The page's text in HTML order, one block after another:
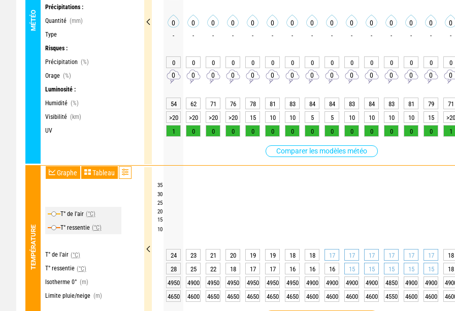
MÉTÉO
Précipitations :
Quantité (mm)
Type
Risques :
Précipitation (%)
Orage (%)
Luminosité :
Humidité (%)
Visibilité (km)
UV
Comparer les modèles météo
TEMPÉRATURE
Graphe Tableau
T° de l'air (°C)
T° ressentie (°C)
T° de l'air (°C)
T° ressentie (°C)
Isotherme 0° (m)
Limite pluie/neige (m)
35
30
25
20
15
10
0 0 0 0 0 0 0 0 0 0 0 0 0 0 0
- - - - - - - - - - - - - - -
0 0 0 0 0 0 0 0 0 0 0 0 0 0 0
0 0 0 0 0 0 0 0 0 0 0 0 0 0 0
54 62 71 76 78 81 83 84 84 83 84 83 81 79 71
>20
>20 >20 >20 15 10 10 5 5 10 10 10 10 15 >20
1
0 0 0 0 0 0 0 0 0 0 0 0 0 1
24 23 21 20 19 19 18 18 17 17 17 17 17 17 18
28
25 22 18 17 17 16 16 16 15 15 15 15 15 18
4950
4900 4950 4950 4950 4950 4950 4900 4900 4900 4900 4850 4900 4900
4650
4600 4650 4650 4650 4650 4650 4600 4600 4600 4600 4550 4600 4600